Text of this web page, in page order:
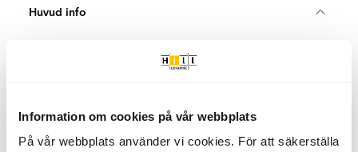
Information om cookies på vår webbplats
På vår webbplats använder vi cookies. För att säkerställa
Huvud info
Beställningsvara
Mått:440x440x184mm
Antal tvättställ:Enkelt